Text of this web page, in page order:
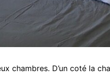
chambres. D’un coté la